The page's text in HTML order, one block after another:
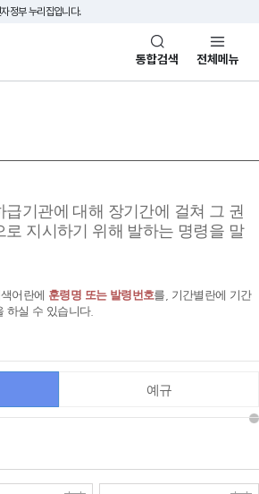
정부 누리집입니다.
통합검색 전체메뉴
급기관에 대해 장기간에 걸쳐 그 권
로 지시하기 위해 발하는 명령을 말
어란에 훈령명 또는 발령번호를, 기간별란에 기간
하실 수 있습니다.
예규